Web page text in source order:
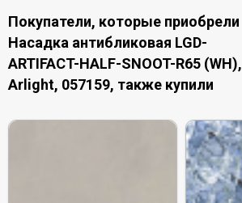
Покупатели, которые приобрели
Насадка антибликовая LGD-
ARTIFACT-HALF-SNOOT-R65 (WH),
Arlight, 057159, также купили